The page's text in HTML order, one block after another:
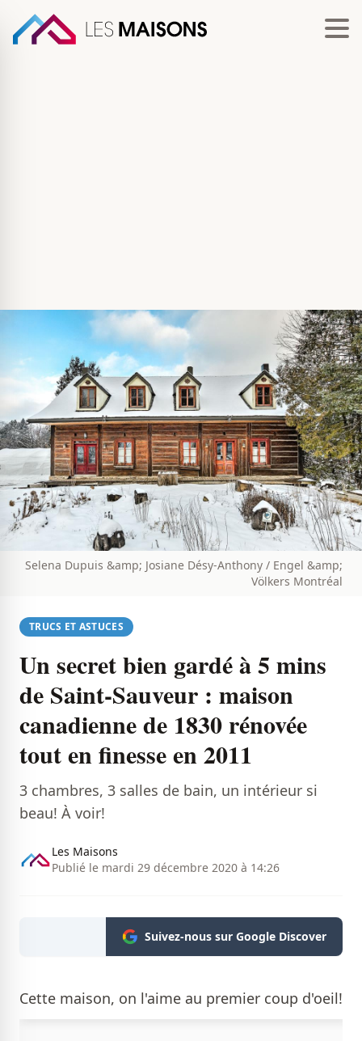
Selena Dupuis &amp; Josiane Désy-Anthony / Engel &amp;
Völkers Montréal
TRUCS ET ASTUCES
Un secret bien gardé à 5 mins
de Saint-Sauveur : maison
canadienne de 1830 rénovée
tout en finesse en 2011
3 chambres, 3 salles de bain, un intérieur si
beau! À voir!
Les Maisons
Publié le mardi 29 décembre 2020 à 14:26
Suivez-nous sur Google Discover
Cette maison, on l'aime au premier coup d'oeil!